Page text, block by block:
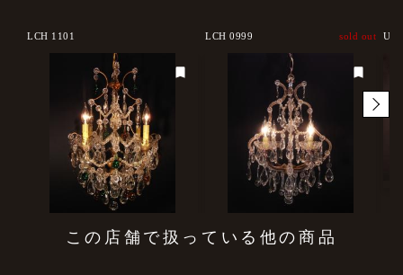
LCH 1101 LCH 0999 sold out
この店舗で扱っている他の商品